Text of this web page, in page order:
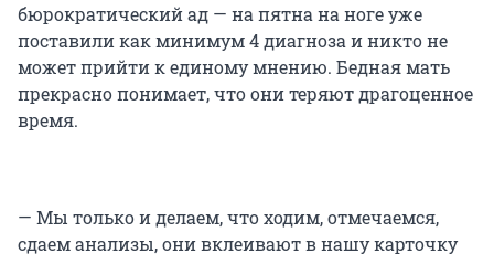
бюрократический ад — на пятна на ноге уже
поставили как минимум 4 диагноза и никто не
может прийти к единому мнению. Бедная мать
прекрасно понимает, что они теряют драгоценное
время.
— Мы только и делаем, что ходим, отмечаемся,
сдаем анализы, они вклеивают в нашу карточку